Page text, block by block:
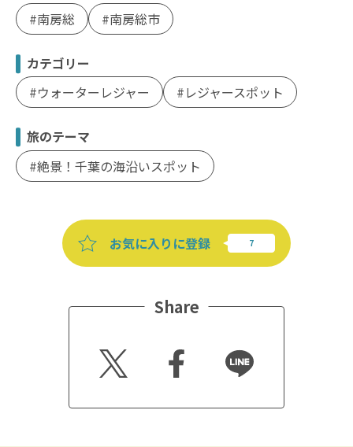
南房総
南房総市
カテゴリー
ウォーターレジャー
レジャースポット
旅のテーマ
絶景！千葉の海沿いスポット
お気に入りに登録
Share
Twitt
er
Faceb
ook
Line